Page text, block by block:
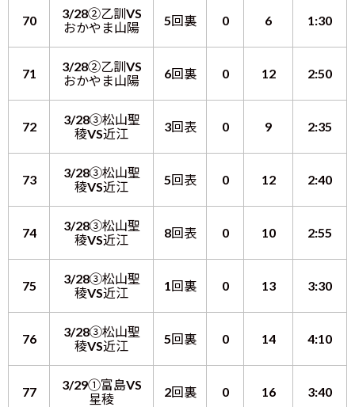
70
3/28②乙訓VS
おかやま山陽
5回裏 0 6 1:30
71
3/28②乙訓VS
おかやま山陽
6回裏 0 12 2:50
72
3/28③松山聖
稜VS近江
3回表 0 9 2:35
73
3/28③松山聖
稜VS近江
5回表 0 12 2:40
74
3/28③松山聖
稜VS近江
8回表 0 10 2:55
75
3/28③松山聖
稜VS近江
1回裏 0 13 3:30
76
3/28③松山聖
稜VS近江
5回裏 0 14 4:10
77
3/29①富島VS
星稜
2回裏 0 16 3:40